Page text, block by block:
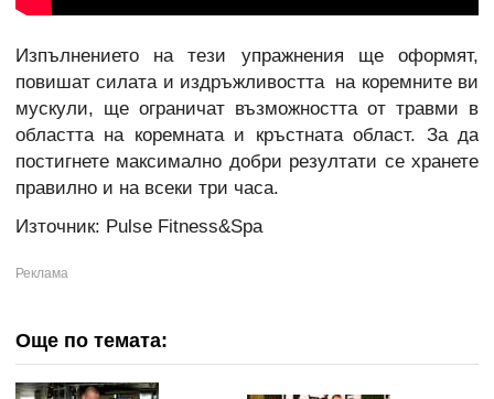
Изпълнението на тези упражнения ще оформят,
повишат силата и издръжливостта на коремните ви
мускули, ще ограничат възможността от травми в
областта на коремната и кръстната област. За да
постигнете максимално добри резултати се хранете
правилно и на всеки три часа.
Източник: Pulse Fitness&Spa
Още по темата: